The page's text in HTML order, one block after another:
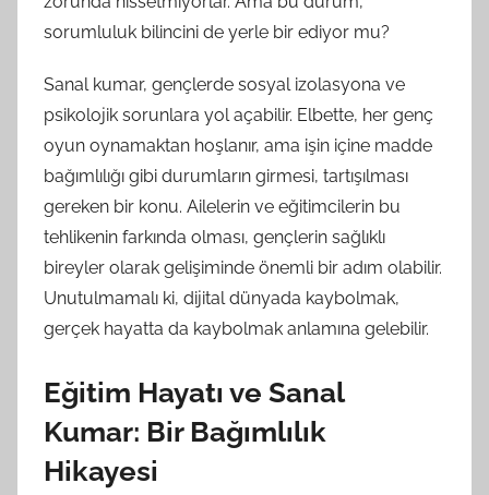
sorumluluk bilincini de yerle bir ediyor mu?
Sanal kumar, gençlerde sosyal izolasyona ve
psikolojik sorunlara yol açabilir. Elbette, her genç
oyun oynamaktan hoşlanır, ama işin içine madde
bağımlılığı gibi durumların girmesi, tartışılması
gereken bir konu. Ailelerin ve eğitimcilerin bu
tehlikenin farkında olması, gençlerin sağlıklı
bireyler olarak gelişiminde önemli bir adım olabilir.
Unutulmamalı ki, dijital dünyada kaybolmak,
gerçek hayatta da kaybolmak anlamına gelebilir.
Eğitim Hayatı ve Sanal
Kumar: Bir Bağımlılık
Hikayesi